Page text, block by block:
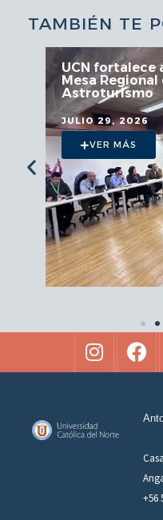
TAMBIÉN TE
UCN fortalece
Mesa
Astroturismo
JULIO 29, 2026
VER MÁS
+56